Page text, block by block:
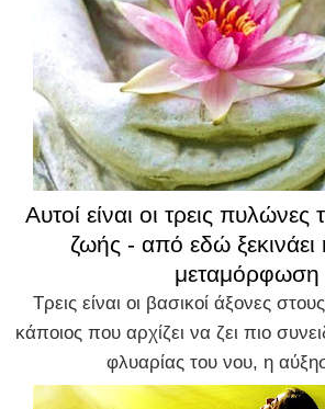
Αυτοί είναι οι τρεις πυλώνες
ζωής - από εδώ ξεκινάει
μεταμόρφωση
Τρεις είναι οι βασικοί άξονες
κάποιος που αρχίζει να ζει πιο
φλυαρίας του νου, η